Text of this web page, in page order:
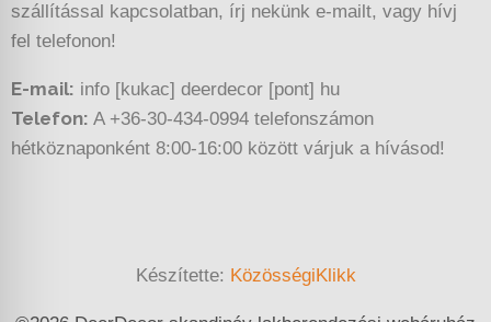
szállítással kapcsolatban, írj nekünk e-mailt, vagy hívj
fel telefonon!
E-mail: info [kukac] deerdecor [pont] hu
Telefon: A +36-30-434-0994 telefonszámon
hétköznaponként 8:00-16:00 között várjuk a hívásod!
Készítette: KözösségiKlikk